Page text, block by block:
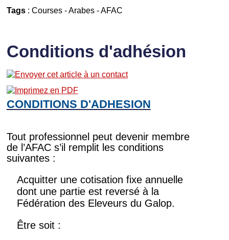
Tags: Courses-Arabes-AFAC
Conditions d'adhésion
CONDITIONS D'ADHESION
Tout professionnel peut devenir membre
de l’AFAC s’il remplit les conditions
suivantes :
Acquitter une cotisation fixe annuelle
dont une partie est reversé à la
Fédération des Eleveurs du Galop.
Être soit :